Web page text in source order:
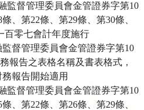
監督管理委員會金管證券字第10
、第22條、第29條、第30條、
百零七會計年度施行
督管理委員會金管證券字第10
報告之表格名稱及書表格式，
報告開始適用
監督管理委員會金管證券字第10
、第22條、第26條、第29條、